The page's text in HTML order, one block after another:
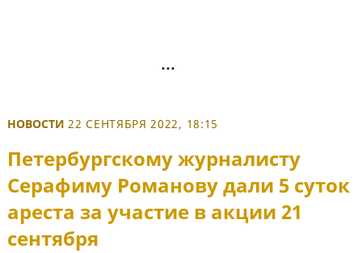
НОВОСТИ 22 СЕНТЯБРЯ 2022, 18:15
Петербургскому журналисту
Серафиму Романову дали 5 суток
ареста за участие в акции 21
сентября